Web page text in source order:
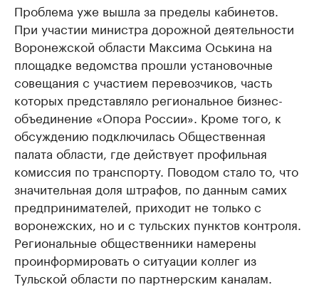
Проблема уже вышла за пределы кабинетов.
При участии министра дорожной деятельности
Воронежской области Максима Оськина на
площадке ведомства прошли установочные
совещания с участием перевозчиков, часть
которых представляло региональное бизнес-
объединение «Опора России». Кроме того, к
обсуждению подключилась Общественная
палата области, где действует профильная
комиссия по транспорту. Поводом стало то, что
значительная доля штрафов, по данным самих
предпринимателей, приходит не только с
воронежских, но и с тульских пунктов контроля.
Региональные общественники намерены
проинформировать о ситуации коллег из
Тульской области по партнерским каналам.